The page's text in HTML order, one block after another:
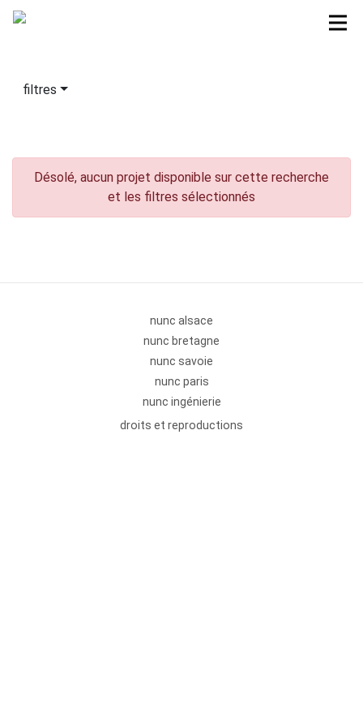
filtres
Désolé, aucun projet disponible sur cette recherche
et les filtres sélectionnés
nunc alsace
nunc bretagne
nunc savoie
nunc paris
nunc ingénierie
droits et reproductions